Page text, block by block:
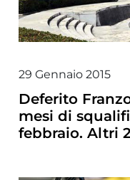
29 Gennaio 2015
Deferito
mesi di
febbraio. Altri